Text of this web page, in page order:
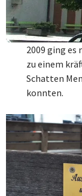
2009 ging
zu einem
Schatten
konnten.